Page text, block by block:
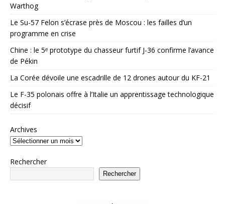
Warthog
Le Su-57 Felon s’écrase près de Moscou : les failles d’un
programme en crise
Chine : le 5ᵉ prototype du chasseur furtif J-36 confirme l’avance
de Pékin
La Corée dévoile une escadrille de 12 drones autour du KF-21
Le F-35 polonais offre à l’Italie un apprentissage technologique
décisif
Archives
Rechercher
Rechercher